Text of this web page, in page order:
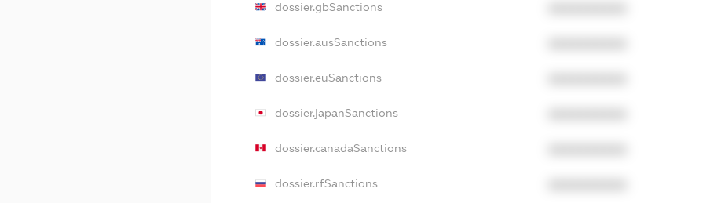
dossier.gbSanctions
dossier.ausSanctions
dossier.euSanctions
dossier.japanSanctions
dossier.canadaSanctions
dossier.rfSanctions